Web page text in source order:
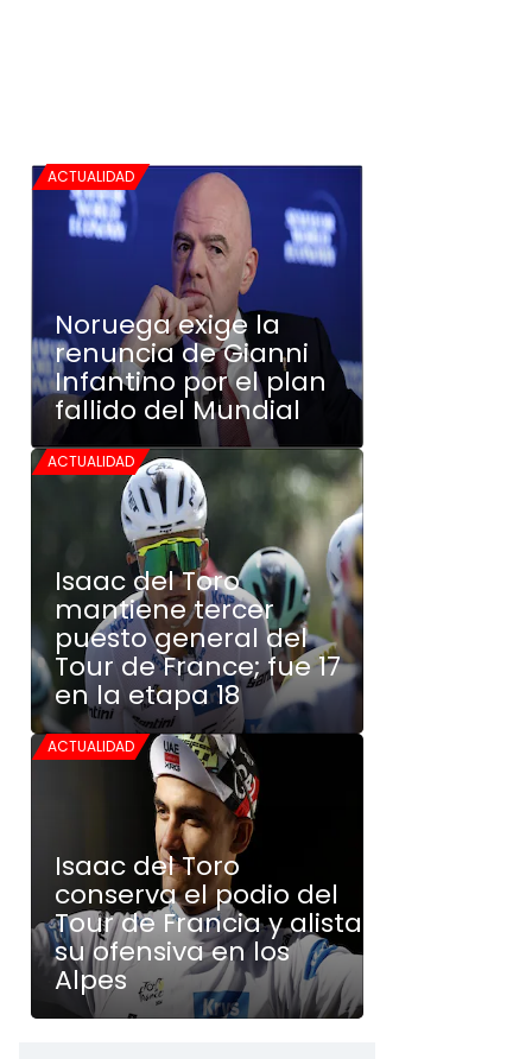
ACTUALIDAD
Noruega exige la
renuncia de Gianni
Infantino por el plan
fallido del Mundial
ACTUALIDAD
Isaac del Toro
mantiene tercer
puesto general del
Tour de France; fue 17
en la etapa 18
ACTUALIDAD
Isaac del Toro
conserva el podio del
Tour de Francia y alista
su ofensiva en los
Alpes